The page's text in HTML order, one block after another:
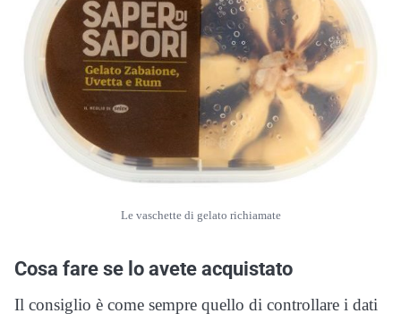
Le vaschette di gelato richiamate
Cosa fare se lo avete acquistato
Il consiglio è come sempre quello di controllare i dati